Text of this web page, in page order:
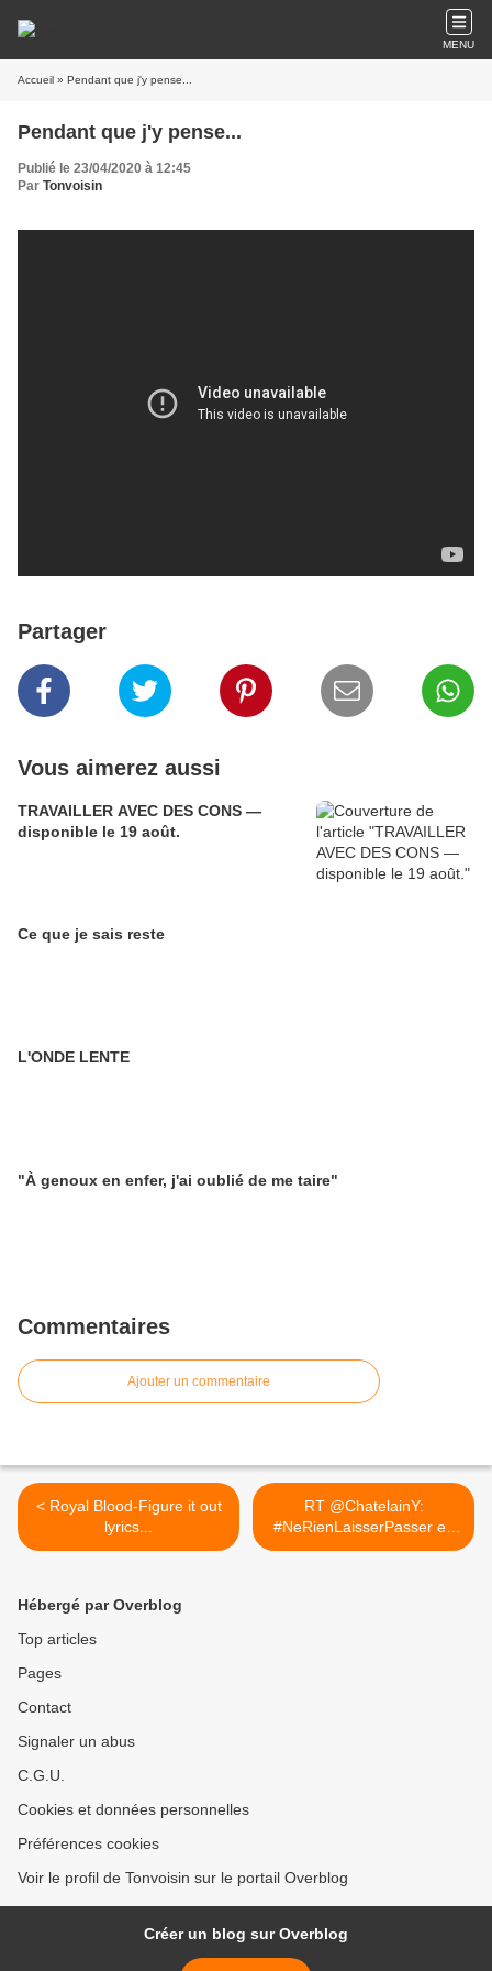
MENU
Accueil » Pendant que j'y pense...
Pendant que j'y pense...
Publié le 23/04/2020 à 12:45
Par Tonvoisin
Partager
Vous aimerez aussi
TRAVAILLER AVEC DES CONS —
disponible le 19 août.
Ce que je sais reste
L'ONDE LENTE
"À genoux en enfer, j'ai oublié de me taire"
Commentaires
Ajouter un commentaire
< Royal Blood-Figure it out
lyrics...
RT @ChatelainY:
#NeRienLaisserPasser en
cas... >
Hébergé par Overblog
Top articles
Pages
Contact
Signaler un abus
C.G.U.
Cookies et données personnelles
Préférences cookies
Voir le profil de Tonvoisin sur le portail Overblog
Créer un blog sur Overblog